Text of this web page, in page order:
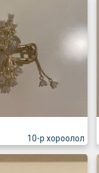
10-р хороолол